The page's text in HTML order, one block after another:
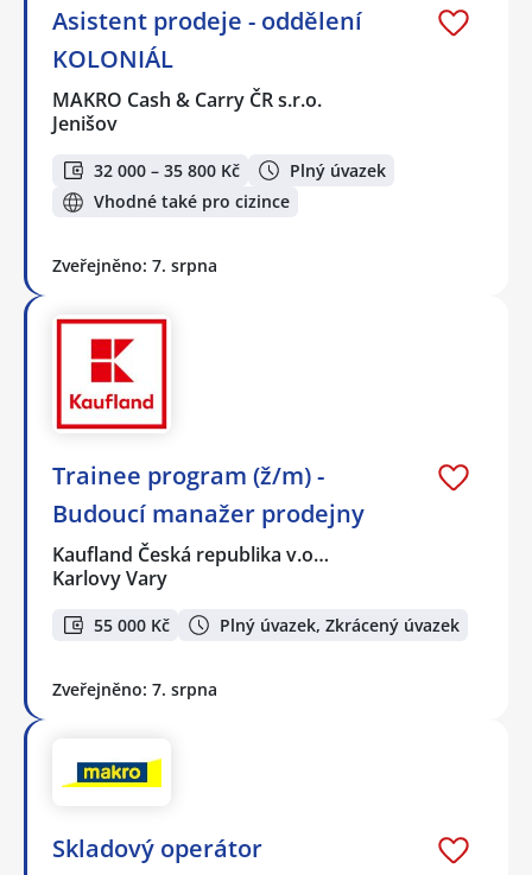
Asistent prodeje - oddělení
KOLONIÁL
MAKRO Cash & Carry ČR s.r.o.
Jenišov
32 000 – 35 800 Kč
Plný úvazek
Vhodné také pro cizince
Zveřejněno: 7. srpna
Trainee program (ž/m) -
Budoucí manažer prodejny
Kaufland Česká republika v.o…
Karlovy Vary
55 000 Kč Plný úvazek, Zkrácený úvazek
Zveřejněno: 7. srpna
Skladový operátor